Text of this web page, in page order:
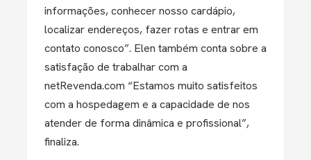
informações, conhecer nosso cardápio,
localizar endereços, fazer rotas e entrar em
contato conosco”. Elen também conta sobre a
satisfação de trabalhar com a
netRevenda.com “Estamos muito satisfeitos
com a hospedagem e a capacidade de nos
atender de forma dinâmica e profissional”,
finaliza.